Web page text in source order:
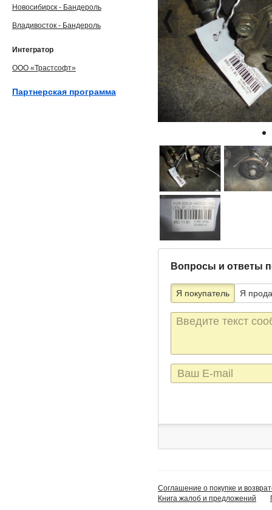
Вопросы и ответы
Я покупатель Я
Текст
сообщения
E-
mail
Новосибирск - Бандероль
Владивосток - Бандероль
Интегратор
ООО «Трастсофт»
Партнерская программа
Соглашение о покупке и
Книга жалоб и предложений